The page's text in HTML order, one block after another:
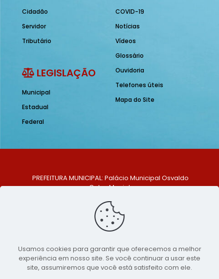
Cidadão
Servidor
Tributário
LEGISLAÇÃO
Municipal
Estadual
Federal
COVID-19
Notícias
Vídeos
Glossário
Ouvidoria
Telefones úteis
Mapa do Site
PREFEITURA MUNICIPAL: Palácio Municipal Osvaldo
Celso Maciel
Centro, São Bento do Una - PE. CEP: 553370-128
TELEFONE: (81) 99548-1569
E-MAIL: ouvidoria@saobentodouna.pe.gov.br
Copyright 2021-2026 - Assessoria de Comunicação da
Prefeitura de São Bento do Una - PE
Usamos cookies para garantir que oferecemos a melhor
experiência em nosso site. Se você continuar a usar este
site, assumiremos que você está satisfeito com ele.